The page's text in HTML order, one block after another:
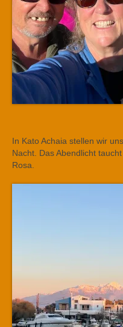
In Kato Achaia stellen wir
Nacht. Das Abendlicht
Rosa.